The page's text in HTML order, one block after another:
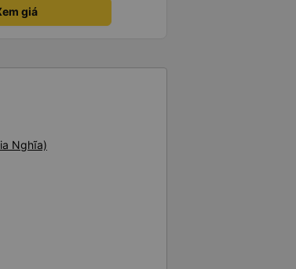
hỗ trợ ạ. Số mình
nằm một thì mỗi
giá
Nghĩa)